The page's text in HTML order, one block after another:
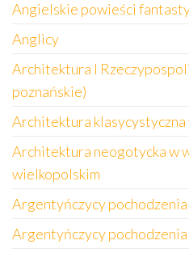
Angielskie powieści
Anglicy
Architektura I
poznańskie)
Architektura
Architektura neogotycka w
wielkopolskim
Argentyńczycy
Argentyńczycy pochodzenia